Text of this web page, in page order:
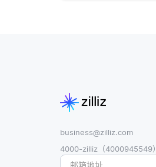
business@zilliz.com
4000-zilliz（4000945549）